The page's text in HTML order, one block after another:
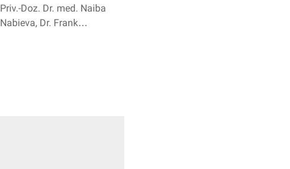
Priv.-Doz. Dr. med. Naiba
Nabieva, Dr. Frank